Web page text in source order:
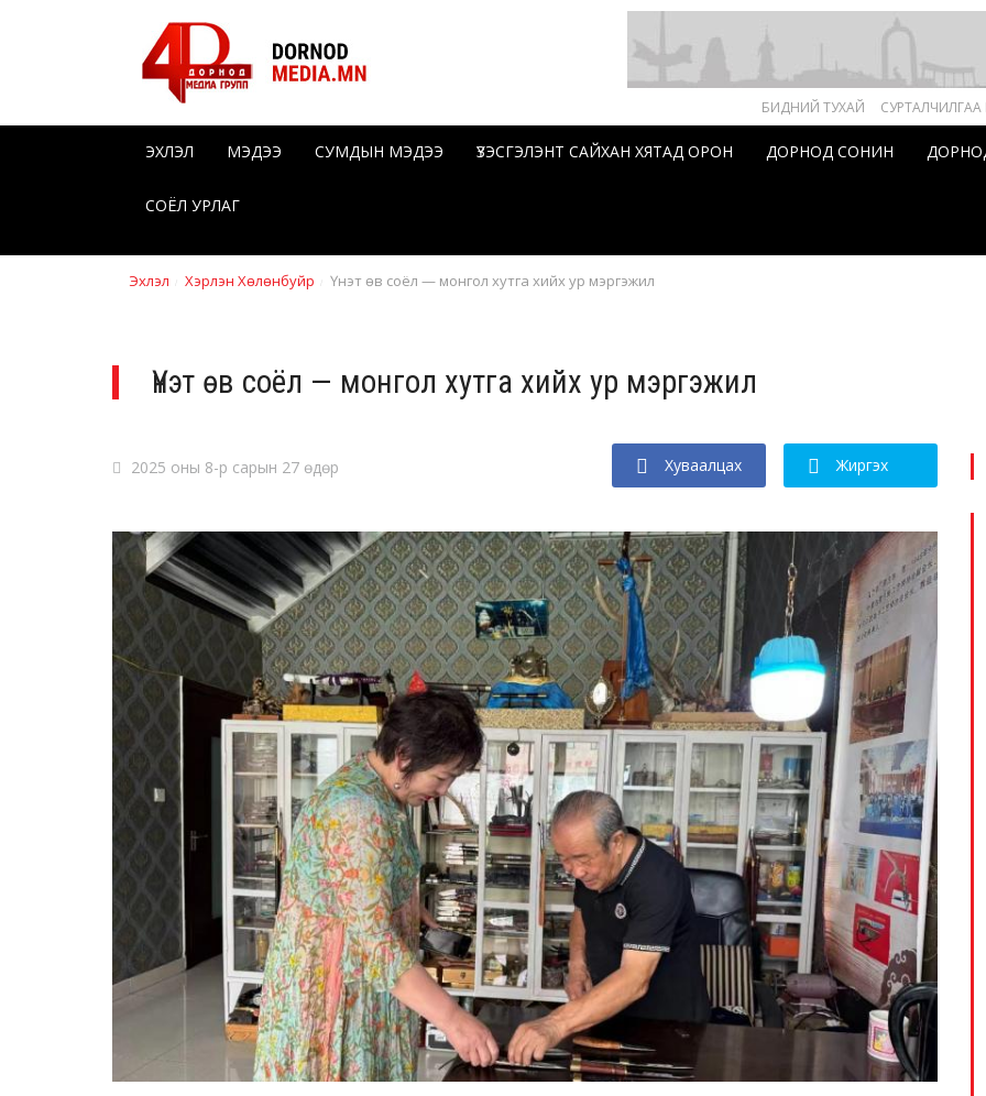
БИДНИЙ ТУХАЙ
ЭХЛЭЛ МЭДЭЭ СУМДЫН МЭДЭЭ ҮЗЭСГЭЛЭНТ САЙХАН ХЯТАД ОРОН ДОРНОД СОНИН
СОЁЛ УРЛАГ
Эхлэл Хэрлэн Хөлөнбуйр Үнэт өв соёл — монгол хутга хийх ур мэргэжил
Үнэт өв соёл — монгол хутга хийх ур мэргэжил
2025 оны 8-р сарын 27 өдөр Хуваалцах Жиргэх